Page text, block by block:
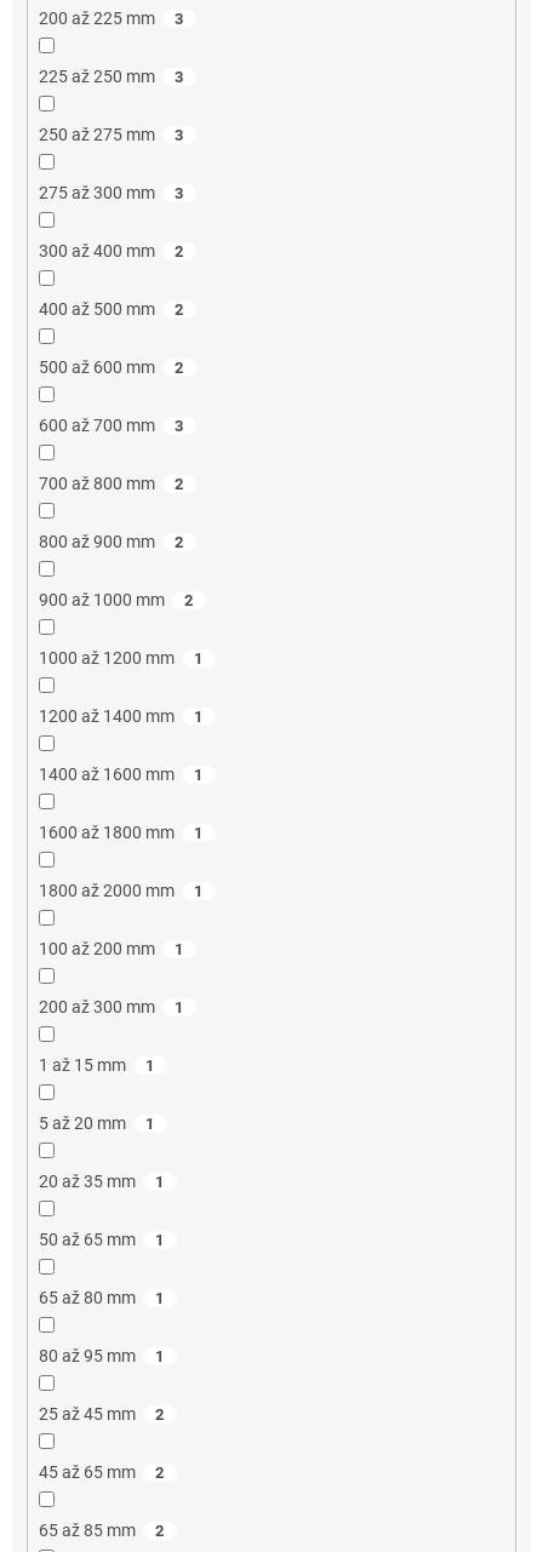
200 až 225 mm 3
225 až 250 mm 3
250 až 275 mm 3
275 až 300 mm 3
300 až 400 mm 2
400 až 500 mm 2
500 až 600 mm 2
600 až 700 mm 3
700 až 800 mm 2
800 až 900 mm 2
900 až 1000 mm 2
1000 až 1200 mm 1
1200 až 1400 mm 1
1400 až 1600 mm 1
1600 až 1800 mm 1
1800 až 2000 mm 1
100 až 200 mm 1
200 až 300 mm 1
1 až 15 mm 1
5 až 20 mm 1
20 až 35 mm 1
50 až 65 mm 1
65 až 80 mm 1
80 až 95 mm 1
25 až 45 mm 2
45 až 65 mm 2
65 až 85 mm 2